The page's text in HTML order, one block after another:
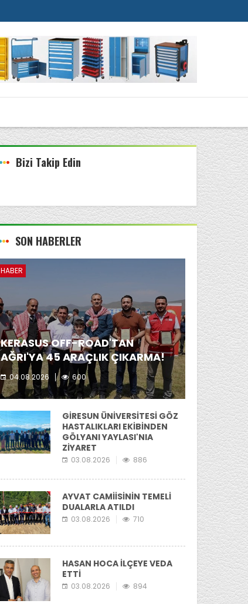
Bizi Takip Edin
SON HABERLER
HABER
KERASUS OFF-ROAD'TAN
AĞRI'YA 45 ARAÇLIK ÇIKARMA!
04.08.2026 600
Kerasus Off-Road ekibi yer aldı.
GİRESUN ÜNİVERSİTESİ GÖZ
HASTALIKLARI EKİBİNDEN
GÖLYANI YAYLASI'NIA
ZİYARET
03.08.2026 886
AYVAT CAMİİSİNİN TEMELİ
DUALARLA ATILDI
03.08.2026 710
HASAN HOCA İLÇEYE VEDA
ETTİ
03.08.2026 894